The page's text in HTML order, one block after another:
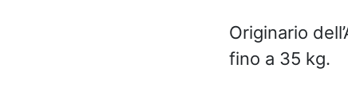
Originario
fino a 35 kg.